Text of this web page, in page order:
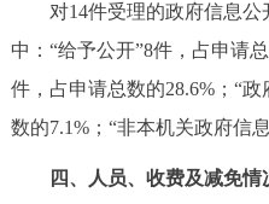
对14件受理的政府信息公
中：“给予公开”8件，占申请
件，占申请总数的28.6%；“
数的7.1%；“非本机关政府信
四、人员、收费及减免情